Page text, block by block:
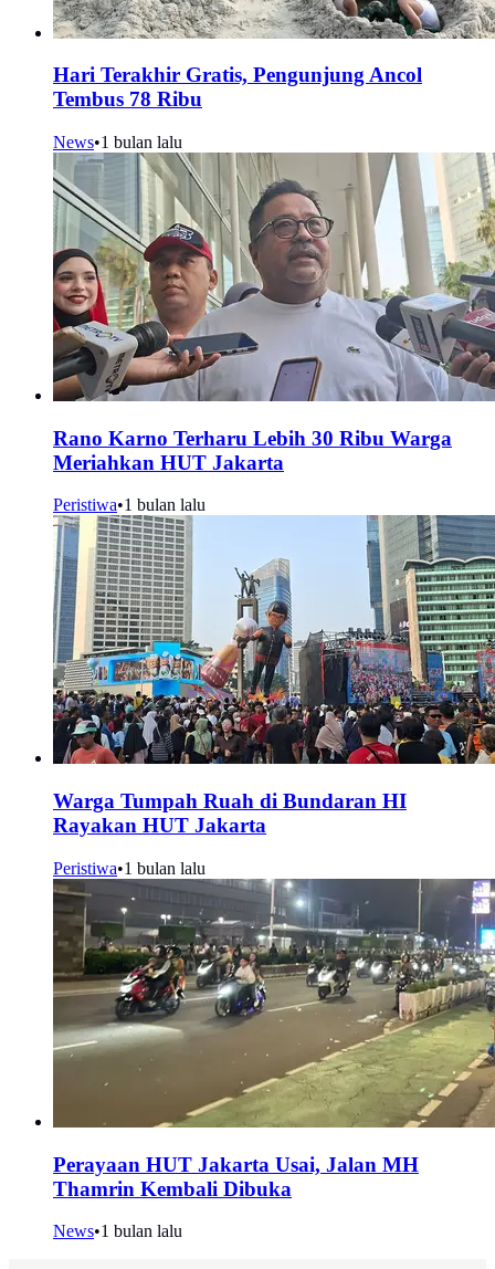
Hari Terakhir Gratis, Pengunjung Ancol
Tembus 78 Ribu
News•1 bulan lalu
Rano Karno Terharu Lebih 30 Ribu Warga
Meriahkan HUT Jakarta
Peristiwa•1 bulan lalu
Warga Tumpah Ruah di Bundaran HI
Rayakan HUT Jakarta
Peristiwa•1 bulan lalu
Perayaan HUT Jakarta Usai, Jalan MH
Thamrin Kembali Dibuka
News•1 bulan lalu